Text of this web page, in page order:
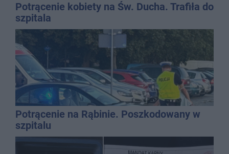
Potrącenie kobiety na Św. Ducha. Trafiła do
szpitala
Potrącenie na Rąbinie. Poszkodowany w
szpitalu